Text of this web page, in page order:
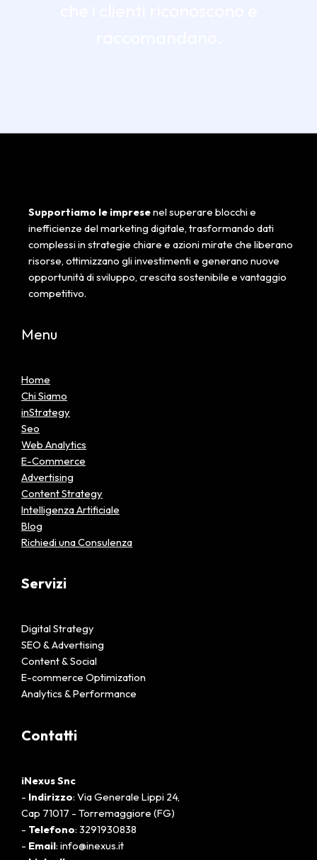
Supportiamo le impresenel superare blocchi e
inefficienze del marketing digitale, trasformando dati
complessi in strategie chiare e azioni mirate che liberano
risorse, ottimizzano gli investimenti e generano nuove
opportunità di sviluppo, crescita sostenibile e vantaggio
competitivo.
Menu
Home
Chi Siamo
inStrategy
Seo
Web Analytics
E-Commerce
Advertising
Content Strategy
Intelligenza Artificiale
Blog
Richiedi una Consulenza
Servizi
Digital Strategy
SEO & Advertising
Content & Social
E-commerce Optimization
Analytics & Performance
Contatti
iNexus Snc
- Indirizzo: Via Generale Lippi 24,
Cap 71017 - Torremaggiore (FG)
- Telefono: 3291930838
- Email: info@inexus.it